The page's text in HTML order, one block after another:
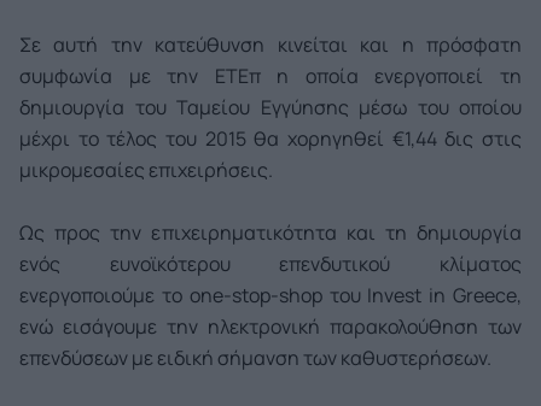
Σε αυτή την κατεύθυνση κινείται και η πρόσφατη
συμφωνία με την ΕΤΕπ η οποία ενεργοποιεί τη
δημιουργία του Ταμείου Εγγύησης μέσω του οποίου
μέχρι το τέλος του 2015 θα χορηγηθεί €1,44 δις στις
μικρομεσαίες επιχειρήσεις.
Ως προς την επιχειρηματικότητα και τη δημιουργία
ενός ευνοϊκότερου επενδυτικού κλίματος
ενεργοποιούμε το one-stop-shop του Invest in Greece,
ενώ εισάγουμε την ηλεκτρονική παρακολούθηση των
επενδύσεων με ειδική σήμανση των καθυστερήσεων.